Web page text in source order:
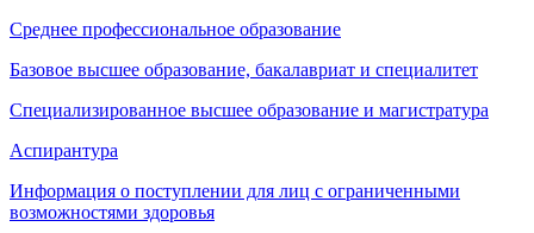
Среднее профессиональное образование
Базовое высшее образование, бакалавриат и специалитет
Специализированное высшее образование и магистратура
Аспирантура
Информация о поступлении для лиц с ограниченными
возможностями здоровья